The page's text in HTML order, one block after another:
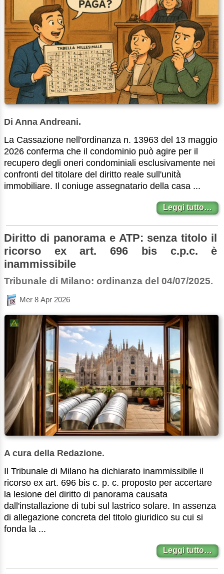
Di Anna Andreani.
La Cassazione nell'ordinanza n. 13963 del 13 maggio
2026 conferma che il condominio può agire per il
recupero degli oneri condominiali esclusivamente nei
confronti del titolare del diritto reale sull'unità
immobiliare. Il coniuge assegnatario della casa ...
Leggi tutto…
Diritto di panorama e ATP: senza titolo il
ricorso ex art. 696 bis c.p.c. è
inammissibile
Tribunale di Milano: ordinanza del 04/07/2025.
Mer 8 Apr 2026
A cura della Redazione.
Il Tribunale di Milano ha dichiarato inammissibile il
ricorso ex art. 696 bis c. p. c. proposto per accertare
la lesione del diritto di panorama causata
dall'installazione di tubi sul lastrico solare. In assenza
di allegazione concreta del titolo giuridico su cui si
fonda la ...
Leggi tutto…